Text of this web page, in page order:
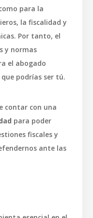
para la
la fiscalidad y
Por tanto, el
y normas
el abogado
podrías ser tú.
contar con una
para poder
fiscales y
ante las